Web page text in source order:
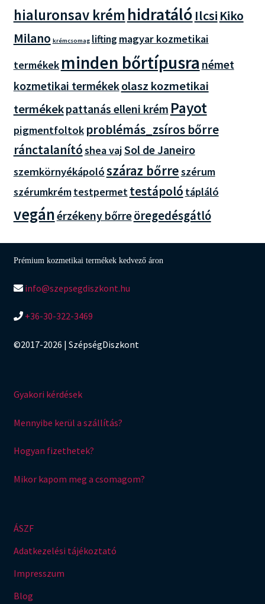
hialuronsav krémhidratáló Ilcsi Kiko
Milano krémcsomag lifting magyar kozmetikai
termékek minden bőrtípusra német
kozmetikai termékekolasz kozmetikai
termékekpattanás elleni krém Payot
pigmentfoltok problémás_zsíros bőrre
ránctalanítóshea vajSol de Janeiro
szemkörnyékápolószáraz bőrreszérum
szérumkrémtestpermettestápoló tápláló
vegánérzékeny bőrreöregedésgátló
Prémium kozmetikai termékek kedvező áron
info@szepsegdiszkont.hu
+36-30-322-3469
©2017-2026 | SzépségDiszkont
Gyakori kérdések
Mennyibe kerül a szállítás?
Hogyan fizethetek?
Mikor kapom meg a csomagom?
ÁSZF
Adatkezelési tájékoztató
Impresszum
Blog